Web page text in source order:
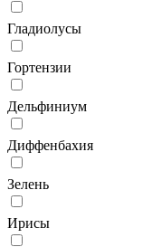
Гладиолусы
Гортензии
Дельфиниум
Диффенбахия
Зелень
Ирисы